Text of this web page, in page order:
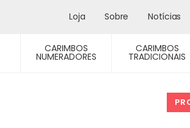
Loja Sobre Notícias
CARIMBOS
NUMERADORES
CARIMBOS
TRADICIONAIS